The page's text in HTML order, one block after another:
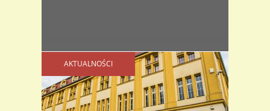
AKTUALNOŚCI